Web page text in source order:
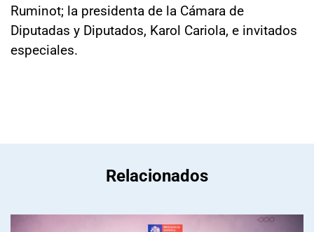
Ruminot; la presidenta de la Cámara de
Diputadas y Diputados, Karol Cariola, e invitados
especiales.
Relacionados